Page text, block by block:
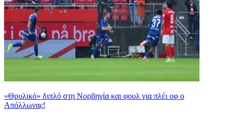
«Θρυλικό» διπλό στη Νορβηγία και φουλ για πλέι οφ ο
Απόλλωνας!